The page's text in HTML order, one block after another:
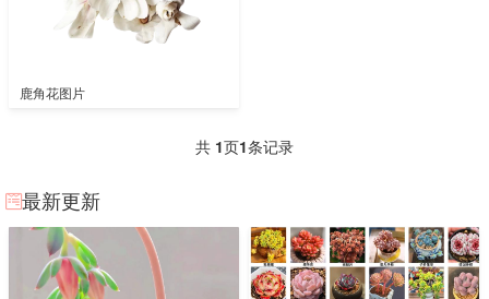
鹿角花图片
共 1页1条记录
最新更新